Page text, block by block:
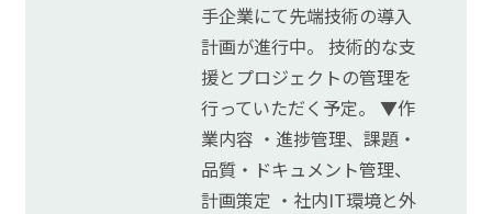
手企業にて先端技術の導入
計画が進行中。 技術的な支
援とプロジェクトの管理を
行っていただく予定。 ▼作
業内容 ・進捗管理、課題・
品質・ドキュメント管理、
計画策定 ・社内IT環境と外
© FreeTechNavi